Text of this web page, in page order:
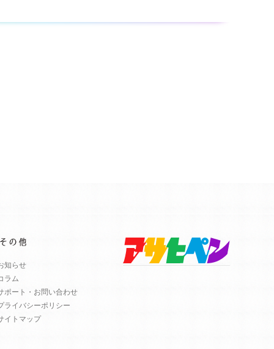
知らせ
ラム
ポート・お問い合わせ
ライバシーポリシー
イトマップ